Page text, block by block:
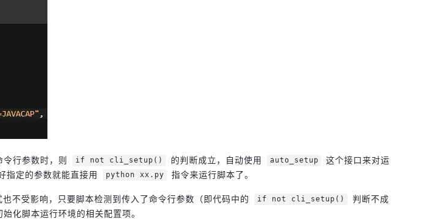
行参数时，则 if not cli_setup() 的判断成立，自动使用 auto_setup
这个接口来对运
指定的参数就能直接用 python xx.py 指令来运行脚本了。
不受影响，只要脚本检测到传入了命令行参数（即代码中的 if not cli_setup()
判断不成
化脚本运行环境的相关配置项。